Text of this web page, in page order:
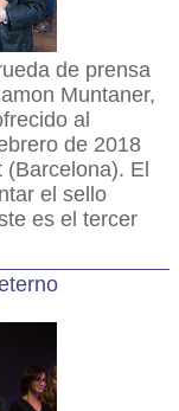
de prensa
Muntaner,
al
de 2018
El
el sello
es el tercer